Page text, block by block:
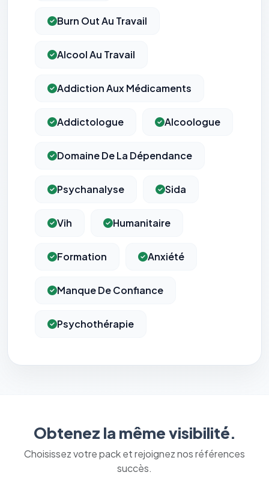
Burn Out Au Travail
Alcool Au Travail
Addiction Aux Médicaments
Addictologue Alcoologue
Domaine De La Dépendance
Psychanalyse Sida
Vih Humanitaire
Formation Anxiété
Manque De Confiance
Psychothérapie
Obtenez la même visibilité.
Choisissez votre pack et rejoignez nos références
succès.